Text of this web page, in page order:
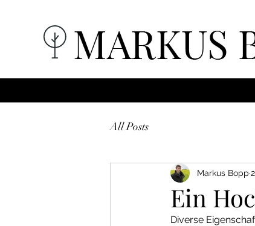
All Posts
Ein
Markus Bopp
Diverse